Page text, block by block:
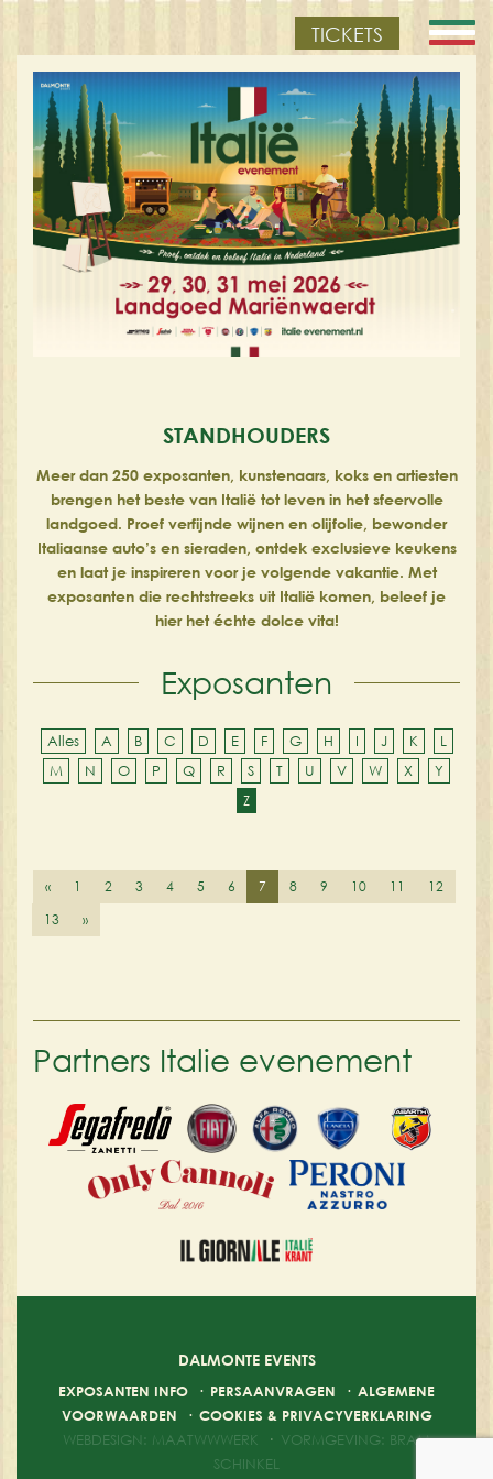
TICKETS
STANDHOUDERS
Meer dan 250 exposanten, kunstenaars, koks en artiesten
brengen het beste van Italië tot leven in het sfeervolle
landgoed. Proef verfijnde wijnen en olijfolie, bewonder
Italiaanse auto’s en sieraden, ontdek exclusieve keukens
en laat je inspireren voor je volgende vakantie. Met
exposanten die rechtstreeks uit Italië komen, beleef je
hier het échte dolce vita!
Exposanten
Alles A B C D E F G H I J K
L
M
N O P Q R S T U V W X
Y
Z
« 1 2 3 4 5 6 7 8 9 10 11
12
13
»
Partners Italie evenement
DALMONTE EVENTS
EXPOSANTEN INFO · PERSAANVRAGEN · ALGEMENE
VOORWAARDEN · COOKIES & PRIVACYVERKLARING
WEBDESIGN: MAATWWWERK
· VORMGEVING: BRAM
SCHINKEL